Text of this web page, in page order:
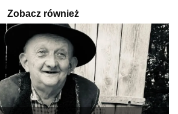
Zobacz również